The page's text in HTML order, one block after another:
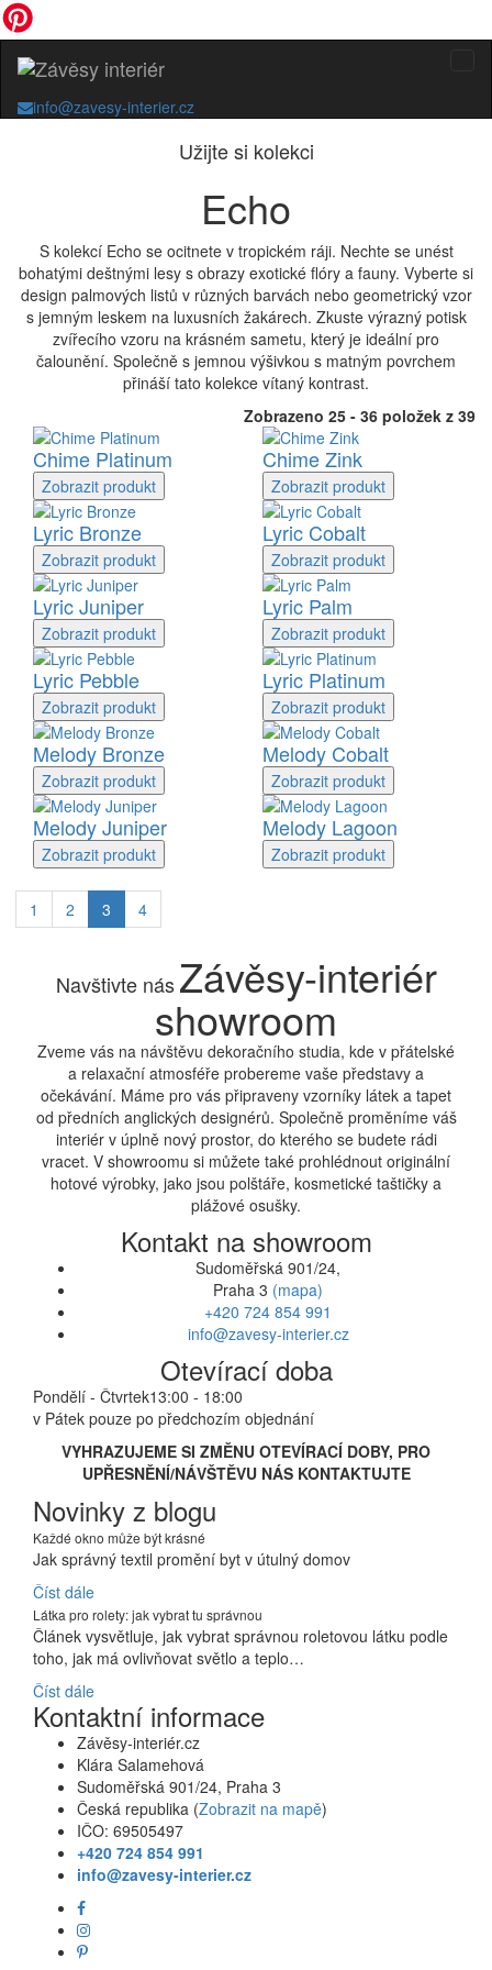
info@zavesy-interier.cz
Užijte si kolekci
Echo
S kolekcí Echo se ocitnete v tropickém ráji. Nechte se unést
bohatými deštnými lesy s obrazy exotické flóry a fauny. Vyberte si
design palmových listů v různých barvách nebo geometrický vzor
s jemným leskem na luxusních žakárech. Zkuste výrazný potisk
zvířecího vzoru na krásném sametu, který je ideální pro
čalounění. Společně s jemnou výšivkou s matným povrchem
přináší tato kolekce vítaný kontrast.
Zobrazeno 25 - 36 položek z 39
Chime Platinum
Zobrazit produkt
Chime Zink
Zobrazit produkt
Lyric Bronze
Zobrazit produkt
Lyric Cobalt
Zobrazit produkt
Lyric Juniper
Zobrazit produkt
Lyric Palm
Zobrazit produkt
Lyric Pebble
Zobrazit produkt
Lyric Platinum
Zobrazit produkt
Melody Bronze
Zobrazit produkt
Melody Cobalt
Zobrazit produkt
Melody Juniper
Zobrazit produkt
Melody Lagoon
Zobrazit produkt
1 2 3 4
Navštivte nás Závěsy-interiér
showroom
Zveme vás na návštěvu dekoračního studia, kde v přátelské
a relaxační atmosféře probereme vaše představy a
očekávání. Máme pro vás připraveny vzorníky látek a tapet
od předních anglických designérů. Společně proměníme váš
interiér v úplně nový prostor, do kterého se budete rádi
vracet. V showroomu si můžete také prohlédnout originální
hotové výrobky, jako jsou polštáře, kosmetické taštičky a
plážové osušky.
Kontakt na showroom
Sudoměřská 901/24,
Praha 3 (mapa)
+420 724 854 991
info@zavesy-interier.cz
Otevírací doba
Pondělí - Čtvrtek13:00 - 18:00
v Pátek pouze po předchozím objednání
VYHRAZUJEME SI ZMĚNU OTEVÍRACÍ DOBY, PRO
UPŘESNĚNÍ/NÁVŠTĚVU NÁS KONTAKTUJTE
Novinky z blogu
Každé okno může být krásné
Jak správný textil promění byt v útulný domov
Číst dále
Látka pro rolety: jak vybrat tu správnou
Článek vysvětluje, jak vybrat správnou roletovou látku podle
toho, jak má ovlivňovat světlo a teplo…
Číst dále
Kontaktní informace
Závěsy-interiér.cz
Klára Salamehová
Sudoměřská 901/24, Praha 3
Česká republika (Zobrazit na mapě)
IČO: 69505497
+420 724 854 991
info@zavesy-interier.cz